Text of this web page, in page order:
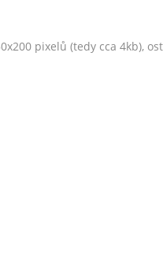
pixelů (tedy cca 4kb),